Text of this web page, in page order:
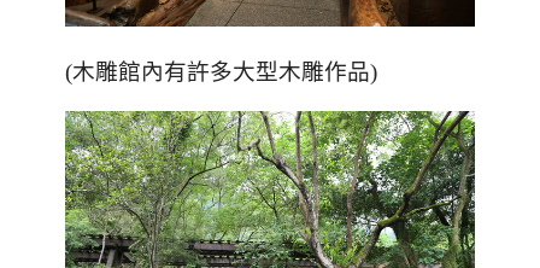
(木雕館內有許多大型木雕作品)